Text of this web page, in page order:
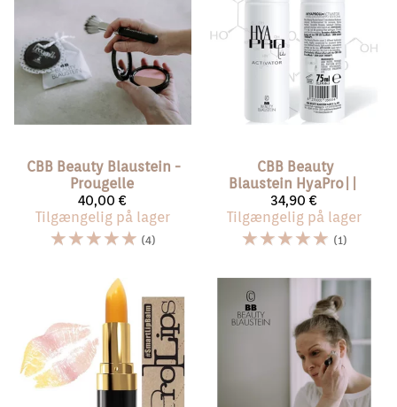
CBB Beauty Blaustein -
Prougelle
40,00 €
Tilgængelig på lager
☆☆☆☆☆ (4)
CBB Beauty
Blaustein HyaPro||
34,90 €
Tilgængelig på lager
☆☆☆☆☆ (1)